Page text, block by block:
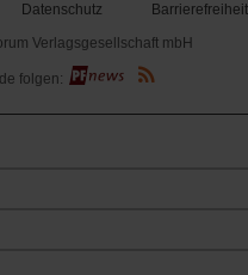
Datenschutz
Barrierefreiheit
Verlagsgesellschaft mbH
(Öffnet
in
neuen
folgen: